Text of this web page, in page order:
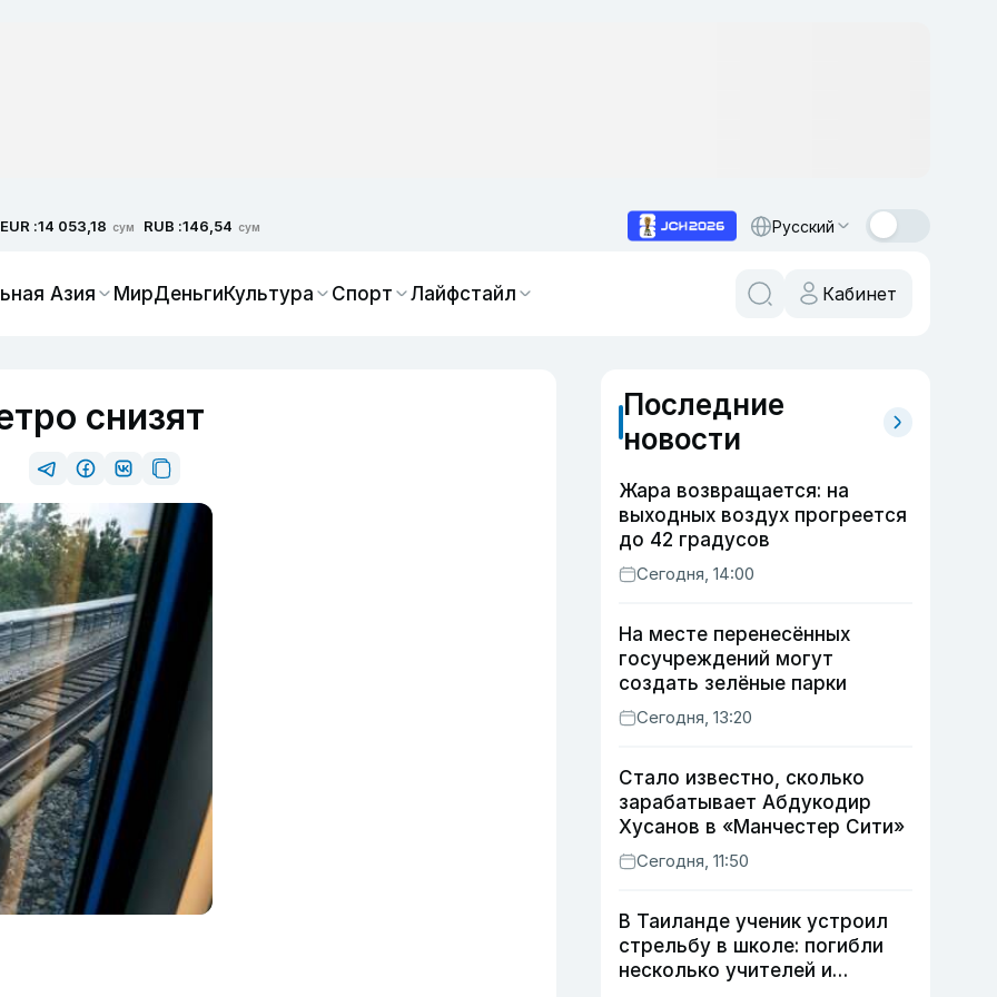
EUR :14 053,18 сум RUB :146,54 сум Русский
Азия МирДеньгиКультура Спорт Лайфстайл Кабинет
снизят
Последние
новости
Жара возвращается: на
выходных воздух прогреется
до 42 градусов
Сегодня, 14:00
На месте перенесённых
госучреждений могут
создать зелёные парки
Сегодня, 13:20
Стало известно, сколько
зарабатывает Абдукодир
Хусанов в «Манчестер Сити»
Сегодня, 11:50
В Таиланде ученик устроил
стрельбу в школе: погибли
несколько учителей и